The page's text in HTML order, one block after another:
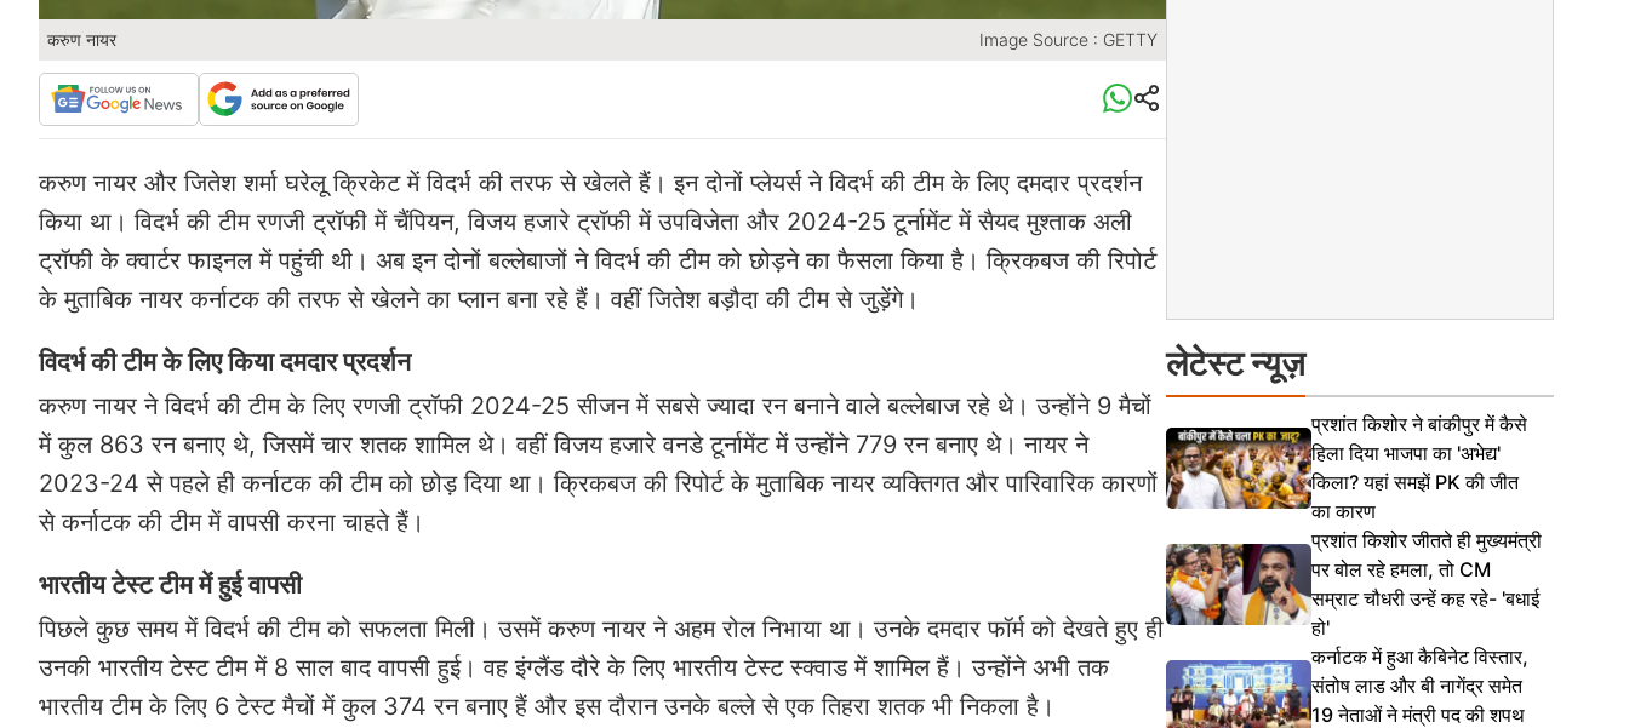
करुण नायर Image Source : GETTY
करुण नायर और जितेश शर्मा घरेलू क्रिकेट में विदर्भ की तरफ से खेलते हैं। इन दोनों प्लेयर्स ने विदर्भ की टीम के लिए दमदार प्रदर्शन
किया था। विदर्भ की टीम रणजी ट्रॉफी में चैंपियन, विजय हजारे ट्रॉफी में उपविजेता और 2024-25 टूर्नामेंट में सैयद मुश्ताक अली
ट्रॉफी के क्वार्टर फाइनल में पहुंची थी। अब इन दोनों बल्लेबाजों ने विदर्भ की टीम को छोड़ने का फैसला किया है। क्रिकबज की रिपोर्ट
के मुताबिक नायर कर्नाटक की तरफ से खेलने का प्लान बना रहे हैं। वहीं जितेश बड़ौदा की टीम से जुड़ेंगे।
विदर्भ की टीम के लिए किया दमदार प्रदर्शन
करुण नायर ने विदर्भ की टीम के लिए रणजी ट्रॉफी 2024-25 सीजन में सबसे ज्यादा रन बनाने वाले बल्लेबाज रहे थे। उन्होंने 9 मैचों
में कुल 863 रन बनाए थे, जिसमें चार शतक शामिल थे। वहीं विजय हजारे वनडे टूर्नामेंट में उन्होंने 779 रन बनाए थे। नायर ने
2023-24 से पहले ही कर्नाटक की टीम को छोड़ दिया था। क्रिकबज की रिपोर्ट के मुताबिक नायर व्यक्तिगत और पारिवारिक कारणों
से कर्नाटक की टीम में वापसी करना चाहते हैं।
भारतीय टेस्ट टीम में हुई वापसी
पिछले कुछ समय में विदर्भ की टीम को सफलता मिली। उसमें करुण नायर ने अहम रोल निभाया था। उनके दमदार फॉर्म को देखते हुए ही
उनकी भारतीय टेस्ट टीम में 8 साल बाद वापसी हुई। वह इंग्लैंड दौरे के लिए भारतीय टेस्ट स्क्वाड में शामिल हैं। उन्होंने अभी तक
भारतीय टीम के लिए 6 टेस्ट मैचों में कुल 374 रन बनाए हैं और इस दौरान उनके बल्ले से एक तिहरा शतक भी निकला है।
लेटेस्ट न्यूज़
प्रशांत किशोर ने बांकीपुर में कैसे
हिला दिया भाजपा का 'अभेद्य'
किला? यहां समझें PK की जीत
का कारण
प्रशांत किशोर जीतते ही मुख्यमंत्री
पर बोल रहे हमला, तो CM
सम्राट चौधरी उन्हें कह रहे- 'बधाई
हो'
कर्नाटक में हुआ कैबिनेट विस्तार,
संतोष लाड और बी नागेंद्र समेत
19 नेताओं ने मंत्री पद की शपथ